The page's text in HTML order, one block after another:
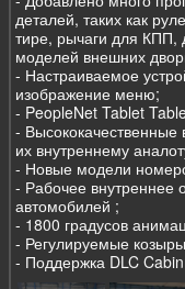
деталей, таких как
тире, рычаги для КПП,
моделей внешних
- Настраиваемое
изображение меню;
- PeopleNet Tablet
-
их внутреннему
- Новые модели
- Рабочее внутреннее
автомобилей ;
- 1800 градусов
- Регулируемые
- Поддержка DLC